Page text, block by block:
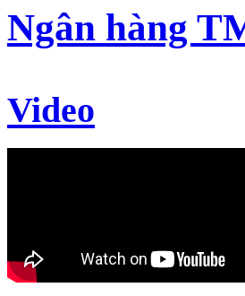
Ngân hàng
Video